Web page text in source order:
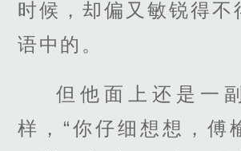
时候，却偏又敏锐得不
语中的。
但他面上还是一
样，“你仔细想想，傅